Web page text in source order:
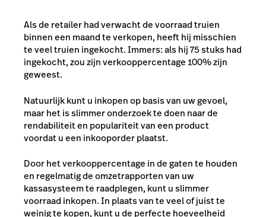
Als de retailer had verwacht de voorraad truien
binnen een maand te verkopen, heeft hij misschien
te veel truien ingekocht. Immers: als hij 75 stuks had
ingekocht, zou zijn verkooppercentage 100% zijn
geweest.
Natuurlijk kunt u inkopen op basis van uw gevoel,
maar het is slimmer onderzoek te doen naar de
rendabiliteit en populariteit van een product
voordat u een inkooporder plaatst.
Door het verkooppercentage in de gaten te houden
en regelmatig de omzetrapporten van uw
kassasysteem te raadplegen, kunt u slimmer
voorraad inkopen. In plaats van te veel of juist te
weinig te kopen, kunt u de perfecte hoeveelheid